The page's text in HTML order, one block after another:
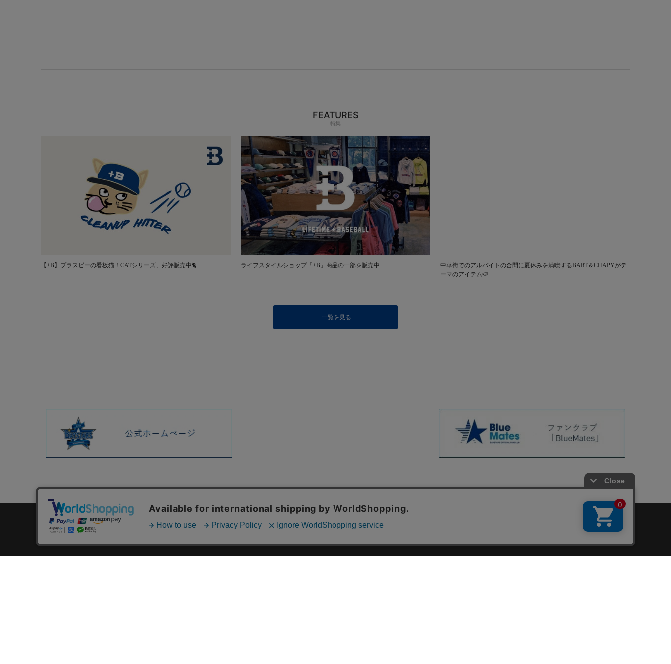
FEATURES
特集
【+B】プラスビーの看板猫！CATシリーズ、好評販売中🐈 ライフスタイルショップ「+B」商品の一部を販売中
中華街でのアルバイトの合間に夏休みを満喫するBART＆CHAPYがテ
ーマのアイテム🍉
一覧を見る